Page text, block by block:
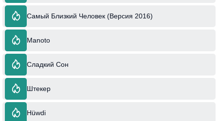
Самый Близкий Человек (Версия 2016)
Manoto
Сладкий Сон
Штекер
Hüwdi